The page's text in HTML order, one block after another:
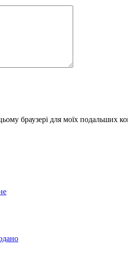
браузері для моїх подальших